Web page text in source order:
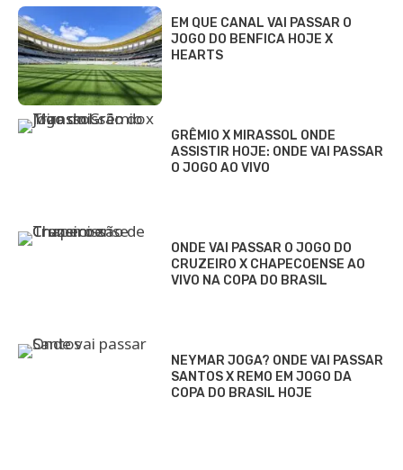
EM QUE CANAL VAI PASSAR O
JOGO DO BENFICA HOJE X
HEARTS
GRÊMIO X MIRASSOL ONDE
ASSISTIR HOJE: ONDE VAI PASSAR
O JOGO AO VIVO
ONDE VAI PASSAR O JOGO DO
CRUZEIRO X CHAPECOENSE AO
VIVO NA COPA DO BRASIL
NEYMAR JOGA? ONDE VAI PASSAR
SANTOS X REMO EM JOGO DA
COPA DO BRASIL HOJE